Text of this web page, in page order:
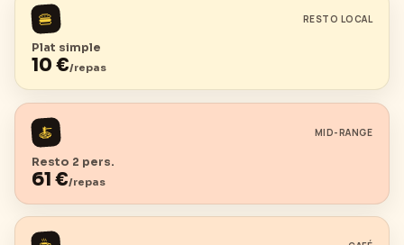
🍔 RESTO LOCAL
Plat simple
10 €/repas
🍝 MID-RANGE
Resto 2 pers.
61 €/repas